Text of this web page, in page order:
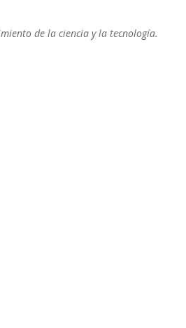
de la ciencia y la tecnología.